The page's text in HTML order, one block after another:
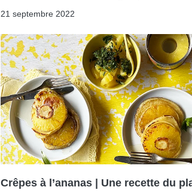
21 septembre 2022
Crêpes à l’ananas | Une recette du